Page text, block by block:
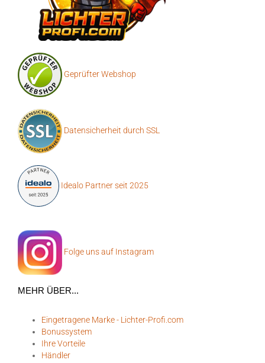
Geprüfter Webshop
Datensicherheit durch SSL
Idealo Partner seit 2025
Folge uns auf Instagram
MEHR ÜBER...
Eingetragene Marke - Lichter-Profi.com
Bonussystem
Ihre Vorteile
Händler